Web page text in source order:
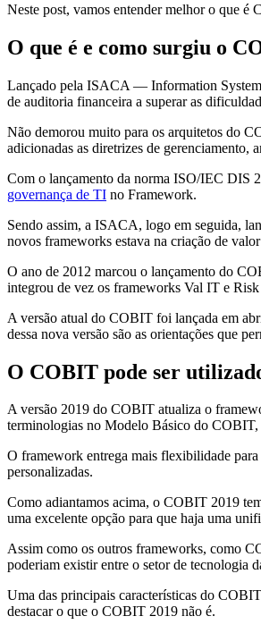
Neste post, vamos entender melhor o que
O que é e como surgiu o
Lançado pela ISACA — Information
de auditoria financeira a superar as
Não demorou muito para os arquitetos do
adicionadas as diretrizes de
Com o lançamento da norma ISO/IEC DIS
governança de TI no Framework.
Sendo assim, a ISACA, logo em seguida,
novos frameworks estava na criação de
O ano de 2012 marcou o lançamento do
integrou de vez os frameworks Val IT e
A versão atual do COBIT foi lançada em
dessa nova versão são as orientações que
O COBIT pode ser
A versão 2019 do COBIT atualiza o
terminologias no Modelo Básico do COBIT,
O framework entrega mais flexibilidade para
personalizadas.
Como adiantamos acima, o COBIT 2019
uma excelente opção para que haja uma
Assim como os outros frameworks, como
poderiam existir entre o setor de tecnologia
Uma das principais características do
destacar o que o COBIT 2019 não é.